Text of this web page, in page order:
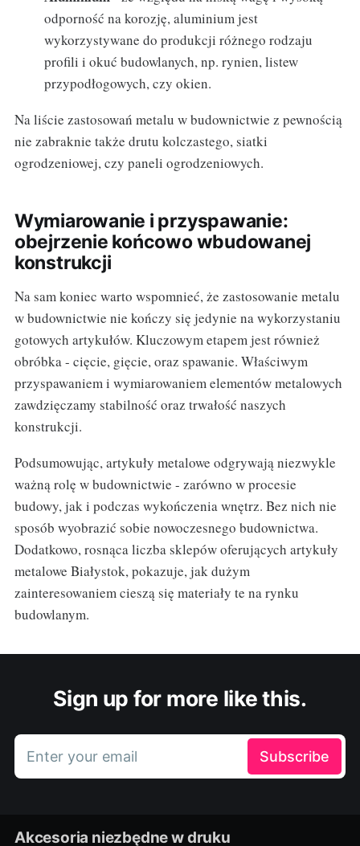
odporność na korozję, aluminium jest
wykorzystywane do produkcji różnego rodzaju
profili i okuć budowlanych, np. rynien, listew
przypodłogowych, czy okien.
Na liście zastosowań metalu w budownictwie z pewnością
nie zabraknie także drutu kolczastego, siatki
ogrodzeniowej, czy paneli ogrodzeniowych.
Wymiarowanie i przyspawanie:
obejrzenie końcowo wbudowanej
konstrukcji
Na sam koniec warto wspomnieć, że zastosowanie metalu
w budownictwie nie kończy się jedynie na wykorzystaniu
gotowych artykułów. Kluczowym etapem jest również
obróbka - cięcie, gięcie, oraz spawanie. Właściwym
przyspawaniem i wymiarowaniem elementów metalowych
zawdzięczamy stabilność oraz trwałość naszych
konstrukcji.
Podsumowując, artykuły metalowe odgrywają niezwykle
ważną rolę w budownictwie - zarówno w procesie
budowy, jak i podczas wykończenia wnętrz. Bez nich nie
sposób wyobrazić sobie nowoczesnego budownictwa.
Dodatkowo, rosnąca liczba sklepów oferujących artykuły
metalowe Białystok, pokazuje, jak dużym
zainteresowaniem cieszą się materiały te na rynku
budowlanym.
Sign up for more like this.
Enter your email Subscribe
Akcesoria niezbędne w druku